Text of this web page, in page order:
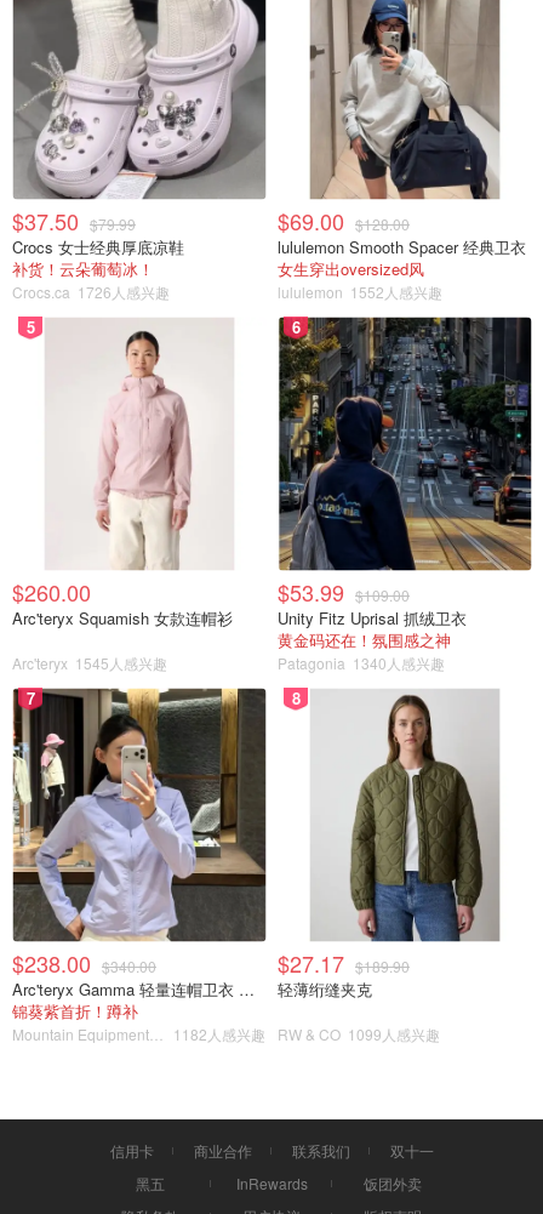
防尘袋/固定带/遥控器
CurrentBody Skin LED Neck & Décolletage Mask: Series 2
美容仪：主角登场～正面是白色logo，背面是透明硅胶材
质，柔软贴肤，佩戴舒适度满分。里面肉眼可见的发光点，
密度不低，可以覆盖皮肤各个区域。
Multi-strap x 2：分别对应不同部位和松紧程度的两根松紧
带，帮助固定美容仪。
USB-C Charging Cord：充电线，方便日常使用，选用
Type-C通用接口，很贴心。
Storage Bag：白色收纳袋，摸起来有点像眼镜布的质地，
方便收纳和防尘，也适合旅行携带。
User Manual：图文并茂的说明书，里面有超多种语言的讲
解，操作步骤一目了然。
NFC Card：可以查看每台美容仪的光源测试结果，确保产
品效能精准，这个卡片堪称仪器界的“身份证”。
整体设计以柔和线条和人体工学为主，颜值非常高，既有科
技感又不失温柔质地感。设计感很不错，拿它来送礼也很合
$37.50 $79.99
Crocs 女士经典厚底凉鞋
补货！云朵葡萄冰！
Crocs.ca 1726人感兴趣
$69.00 $128.00
lululemon Smooth Spacer 经典卫衣
女生穿出oversized风
lululemon 1552人感兴趣
5
$260.00
Arc'teryx Squamish 女款连帽衫
Arc'teryx 1545人感兴趣
6
$53.99 $109.00
Unity Fitz Uprisal 抓绒卫衣
黄金码还在！氛围感之神
Patagonia 1340人感兴趣
7
$238.00 $340.00
Arc'teryx Gamma 轻量连帽卫衣 女款
锦葵紫首折！蹲补
1182人感兴趣
8
$27.17 $189.90
轻薄绗缝夹克
RW & CO 1099人感兴趣
信用卡 商业合作 联系我们
双十一
黑五
InRewards
饭团外卖